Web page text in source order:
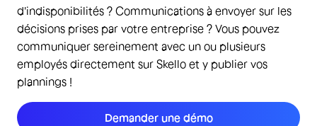
d'indisponibilités ? Communications à envoyer sur les
décisions prises par votre entreprise ? Vous pouvez
communiquer sereinement avec un ou plusieurs
employés directement sur Skello et y publier vos
plannings !
Demander une démo